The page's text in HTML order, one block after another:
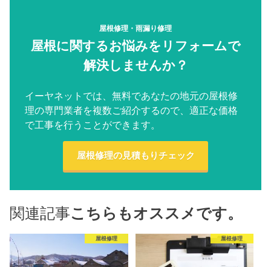
屋根修理・雨漏り修理
屋根に関するお悩みをリフォームで
解決しませんか？
イーヤネットでは、無料であなたの地元の屋根修
理の専門業者を複数ご紹介するので、適正な価格
で工事を行うことができます。
屋根修理の見積もりチェック
関連記事こちらもオススメです。
屋根修理 屋根修理